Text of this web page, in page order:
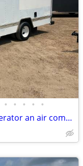
• • • • •
Ford E450 Super Duty 2008 has generator an air compresser runs great